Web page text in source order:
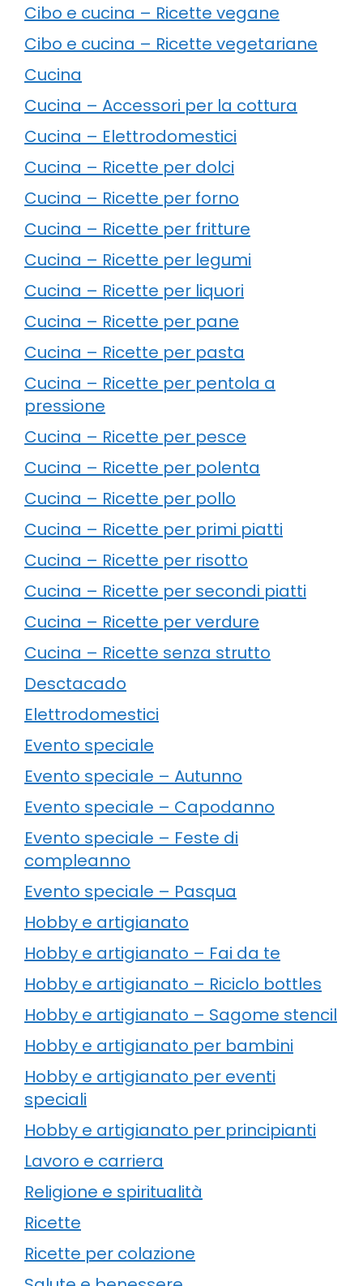
Cibo e cucina – Ricette vegane
Cibo e cucina – Ricette vegetariane
Cucina
Cucina – Accessori per la cottura
Cucina – Elettrodomestici
Cucina – Ricette per dolci
Cucina – Ricette per forno
Cucina – Ricette per fritture
Cucina – Ricette per legumi
Cucina – Ricette per liquori
Cucina – Ricette per pane
Cucina – Ricette per pasta
Cucina – Ricette per pentola a
pressione
Cucina – Ricette per pesce
Cucina – Ricette per polenta
Cucina – Ricette per pollo
Cucina – Ricette per primi piatti
Cucina – Ricette per risotto
Cucina – Ricette per secondi piatti
Cucina – Ricette per verdure
Cucina – Ricette senza strutto
Desctacado
Elettrodomestici
Evento speciale
Evento speciale – Autunno
Evento speciale – Capodanno
Evento speciale – Feste di
compleanno
Evento speciale – Pasqua
Hobby e artigianato
Hobby e artigianato – Fai da te
Hobby e artigianato – Riciclo bottles
Hobby e artigianato – Sagome stencil
Hobby e artigianato per bambini
Hobby e artigianato per eventi
speciali
Hobby e artigianato per principianti
Lavoro e carriera
Religione e spiritualità
Ricette
Ricette per colazione